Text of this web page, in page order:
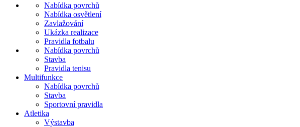
Nabídka povrchů
Nabídka osvětlení
Zavlažování
Ukázka realizace
Pravidla fotbalu
Nabídka povrchů
Stavba
Pravidla tenisu
Multifunkce
Nabídka povrchů
Stavba
Sportovní pravidla
Atletika
Výstavba